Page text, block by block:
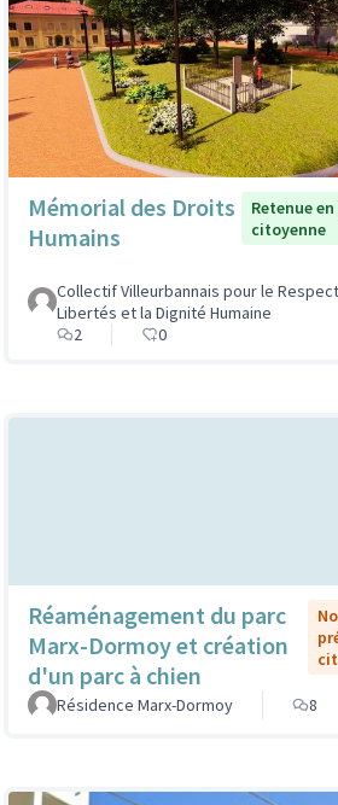
Mémorial des Droits
Humains
Retenue
citoyenne
Collectif Villeurbannais pour le
Libertés et la Dignité Humaine
2
0
Réaménagement du parc
Marx-Dormoy et création
d'un parc à chien
Résidence Marx-Dormoy 8